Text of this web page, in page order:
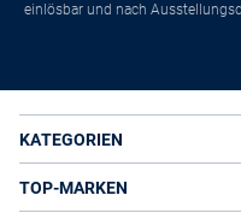
einlösbar und nach
KATEGORIEN
TOP-MARKEN